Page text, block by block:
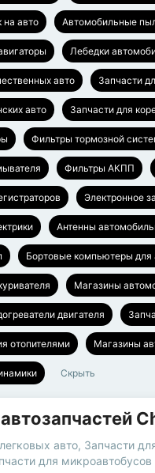
на авто Автомобильные
Лебедки
авто Запчасти
авто Запчасти для
Фильтры тормозной
Фильтры АКПП
Электронное
Антенны
Бортовые компьютеры для
Магазины
двигателя
отопителями Магазины
Скрыть
авто, Запчасти
для микроавтобусов